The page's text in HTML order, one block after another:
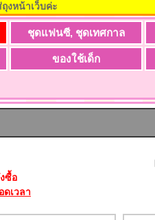
งหน้าเว็บค่ะ
ชุดแฟนซี, ชุดเทศกาล
ของใช้เด็ก
ซื้อ
ดเวลา